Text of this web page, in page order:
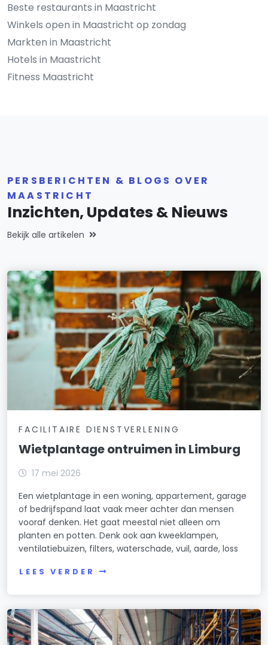
Beste restaurants in Maastricht
Winkels open in Maastricht op zondag
Markten in Maastricht
Hotels in Maastricht
Fitness Maastricht
PERSBERICHTEN & BLOGS OVER
MAASTRICHT
Inzichten, Updates & Nieuws
Bekijk alle artikelen
FACILITAIRE DIENSTVERLENING
Wietplantage ontruimen in Limburg
17 mei 2026
Een wietplantage in een woning, appartement, garage
of bedrijfspand laat vaak meer achter dan mensen
vooraf denken. Het gaat meestal niet alleen om
planten en potten. Denk ook aan kweeklampen,
ventilatiebuizen, filters, waterschade, vuil, aarde, loss
LEES VERDER